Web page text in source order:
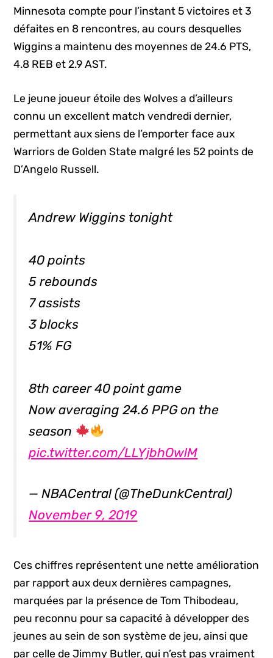
Minnesota compte pour l’instant 5 victoires et 3
défaites en 8 rencontres, au cours desquelles
Wiggins a maintenu des moyennes de 24.6 PTS,
4.8 REB et 2.9 AST.
Le jeune joueur étoile des Wolves a d’ailleurs
connu un excellent match vendredi dernier,
permettant aux siens de l’emporter face aux
Warriors de Golden State malgré les 52 points de
D’Angelo Russell.
Andrew Wiggins tonight
40 points
5 rebounds
7 assists
3 blocks
51% FG
8th career 40 point game
Now averaging 24.6 PPG on the
season
pic.twitter.com/LLYjbhOwlM
— NBACentral (@TheDunkCentral)
November 9, 2019
Ces chiffres représentent une nette amélioration
par rapport aux deux dernières campagnes,
marquées par la présence de Tom Thibodeau,
peu reconnu pour sa capacité à développer des
jeunes au sein de son système de jeu, ainsi que
par celle de Jimmy Butler, qui n’est pas vraiment